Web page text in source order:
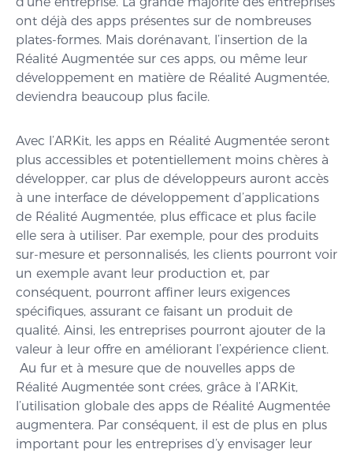
ont déjà des apps présentes sur de nombreuses
plates-formes. Mais dorénavant, l’insertion de la
Réalité Augmentée sur ces apps, ou même leur
développement en matière de Réalité Augmentée,
deviendra beaucoup plus facile.
Avec l’ARKit, les apps en Réalité Augmentée seront
plus accessibles et potentiellement moins chères à
développer, car plus de développeurs auront accès
à une interface de développement d’applications
de Réalité Augmentée, plus efficace et plus facile
elle sera à utiliser. Par exemple, pour des produits
sur-mesure et personnalisés, les clients pourront voir
un exemple avant leur production et, par
conséquent, pourront affiner leurs exigences
spécifiques, assurant ce faisant un produit de
qualité. Ainsi, les entreprises pourront ajouter de la
valeur à leur offre en améliorant l’expérience client.
Au fur et à mesure que de nouvelles apps de
Réalité Augmentée sont crées, grâce à l’ARKit,
l’utilisation globale des apps de Réalité Augmentée
augmentera. Par conséquent, il est de plus en plus
important pour les entreprises d’y envisager leur